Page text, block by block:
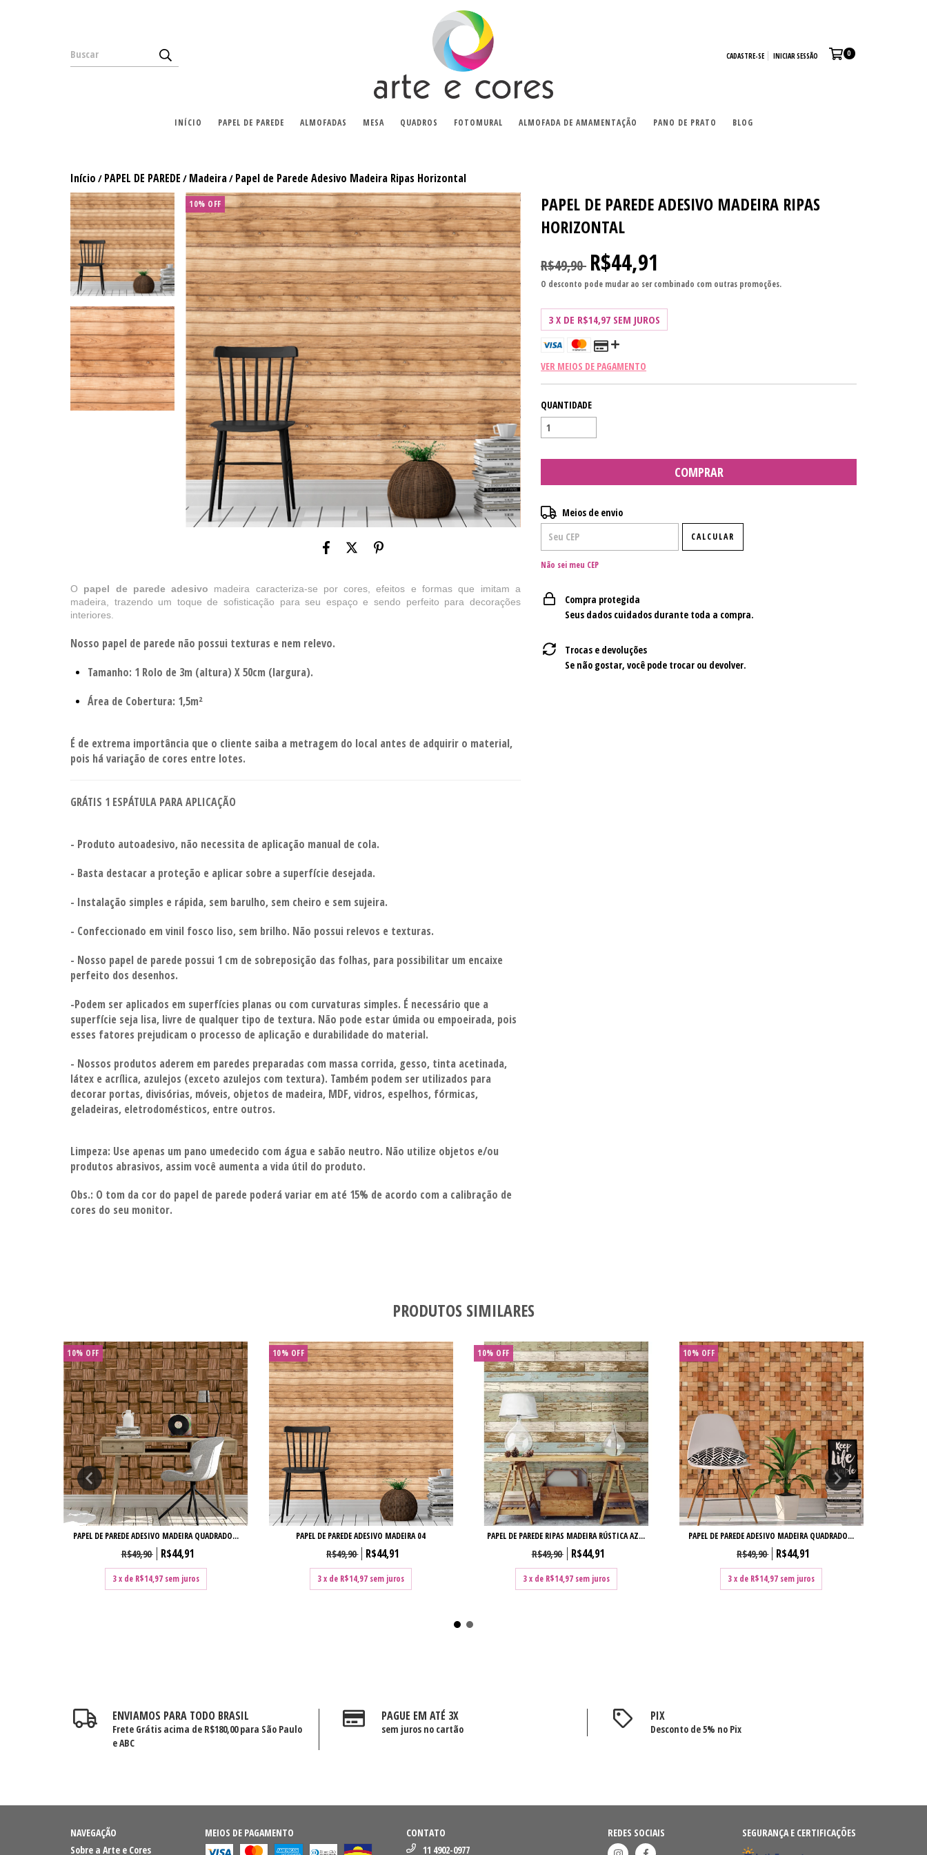
CADASTRE-SE INICIAR SESSÃO 0
INÍCIO PAPEL DE PAREDE ALMOFADAS MESA QUADROS FOTOMURAL ALMOFADA DE AMAMENTAÇÃO PANO DE PRATO BLOG
Início / PAPEL DE PAREDE / Madeira/ Papel de Parede Adesivo Madeira Ripas Horizontal
10% OFF
O papel de parede adesivo madeira caracteriza-se por cores, efeitos e formas que imitam a
madeira, trazendo um toque de sofisticação para seu espaço esendo perfeito para decorações
interiores.
Nosso papel de parede não possui texturas e nem relevo.
Tamanho: 1 Rolo de 3m (altura) X 50cm (largura).
Área de Cobertura: 1,5m²
É de extrema importância que o cliente saiba a metragem do local antes de adquirir o material,
pois há variação de cores entre lotes.
GRÁTIS 1 ESPÁTULA PARA APLICAÇÃO
- Produto autoadesivo, não necessita de aplicação manual de cola.
- Basta destacar a proteção e aplicar sobre a superfície desejada.
- Instalação simples e rápida, sem barulho, sem cheiro e sem sujeira.
- Confeccionado em vinil fosco liso, sem brilho. Não possui relevos e texturas.
- Nosso papel de parede possui 1 cm de sobreposição das folhas, para possibilitar um encaixe
perfeito dos desenhos.
-Podem ser aplicados em superfícies planas ou com curvaturas simples. É necessário que a
superfície seja lisa, livre de qualquer tipo de textura. Não pode estar úmida ou empoeirada, pois
esses fatores prejudicam o processo de aplicação e durabilidade do material.
- Nossos produtos aderem em paredes preparadas com massa corrida, gesso, tinta acetinada,
látex e acrílica, azulejos (exceto azulejos com textura). Também podem ser utilizados para
decorar portas, divisórias, móveis, objetos de madeira, MDF, vidros, espelhos, fórmicas,
geladeiras, eletrodomésticos, entre outros.
Limpeza: Use apenas um pano umedecido com água e sabão neutro. Não utilize objetos e/ou
produtos abrasivos, assim você aumenta a vida útil do produto.
Obs.: O tom da cor do papel de parede poderá variar em até 15% de acordo com a calibração de
cores do seu monitor.
PAPEL DE PAREDE ADESIVO MADEIRA RIPAS
HORIZONTAL
R$49,90 R$44,91
O desconto pode mudar ao ser combinado com outras promoções.
3 X DE R$14,97 SEM JUROS
VER MEIOS DE PAGAMENTO
QUANTIDADE
Entregas para o CEP:
Meios de envio
CALCULAR
Não sei meu CEP
Compra protegida
Seus dados cuidados durante toda a compra.
Trocas e devoluções
Se não gostar, você pode trocar ou devolver.
PRODUTOS SIMILARES
10% OFF
PAPEL DE PAREDE ADESIVO MADEIRA QUADRADO...
R$49,90 R$44,91
3x de R$14,97 sem juros
10% OFF
PAPEL DE PAREDE ADESIVO MADEIRA 04
R$49,90 R$44,91
3x de R$14,97 sem juros
10% OFF
PAPEL DE PAREDE RIPAS MADEIRA RÚSTICA AZ...
R$49,90 R$44,91
3x de R$14,97 sem juros
10% OFF
PAPEL DE PAREDE ADESIVO MADEIRA QUADRADO...
R$49,90 R$44,91
3x de R$14,97 sem juros
ENVIAMOS PARA TODO BRASIL
Frete Grátis acima de R$180,00 para São Paulo
e ABC
PAGUE EM ATÉ 3X
sem juros no cartão
PIX
Desconto de 5% no Pix
NAVEGAÇÃO
Sobre a Arte e Cores
MEIOS DE PAGAMENTO
CONTATO
11 4902-0977
REDES SOCIAIS SEGURANÇA E CERTIFICAÇÕES